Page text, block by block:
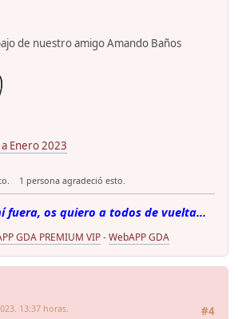
de nuestro amigo Amando Baños
Enero 2023
1 persona agradeció esto.
fuera, os quiero a todos de vuelta...
GDA PREMIUM VIP-WebAPP GDA
#4
13:37 horas.